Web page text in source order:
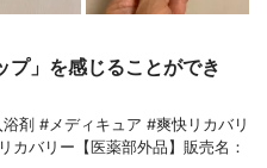
プ」を感じることができ
剤 #メディキュア #爽快リカバリ
カバリー【医薬部外品】販売名：